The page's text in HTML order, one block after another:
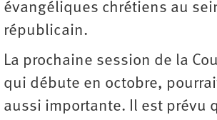
évangéliques chrétiens au
républicain.
La prochaine session de la
qui débute en octobre,
aussi importante. Il est prévu